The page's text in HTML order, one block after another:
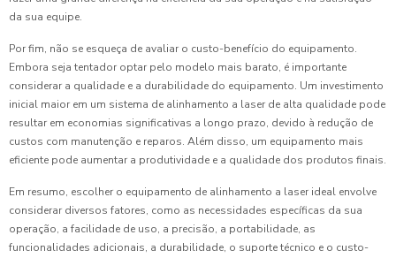
da sua equipe.
Por fim, não se esqueça de avaliar o custo-benefício do equipamento.
Embora seja tentador optar pelo modelo mais barato, é importante
considerar a qualidade e a durabilidade do equipamento. Um investimento
inicial maior em um sistema de alinhamento a laser de alta qualidade pode
resultar em economias significativas a longo prazo, devido à redução de
custos com manutenção e reparos. Além disso, um equipamento mais
eficiente pode aumentar a produtividade e a qualidade dos produtos finais.
Em resumo, escolher o equipamento de alinhamento a laser ideal envolve
considerar diversos fatores, como as necessidades específicas da sua
operação, a facilidade de uso, a precisão, a portabilidade, as
funcionalidades adicionais, a durabilidade, o suporte técnico e o custo-